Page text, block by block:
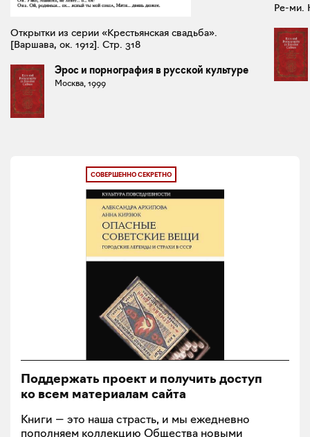
Открытки из серии «Крестьянская свадьба».
[Варшава, ок. 1912]. Стр. 318
Эрос и порнография в русской культуре
Москва, 1999
Ре-ми.
СОВЕРШЕННО СЕКРЕТНО
Поддержать проект и получить доступ
ко всем материалам сайта
Книги — это наша страсть, и мы ежедневно
пополняем коллекцию Общества новыми